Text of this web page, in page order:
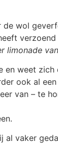
wol
limonade
weet
ook al
van – te
vaker